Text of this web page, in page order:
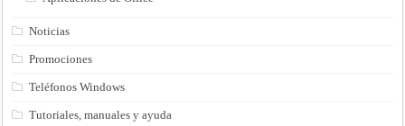
Noticias
Promociones
Teléfonos Windows
Tutoriales, manuales y ayuda